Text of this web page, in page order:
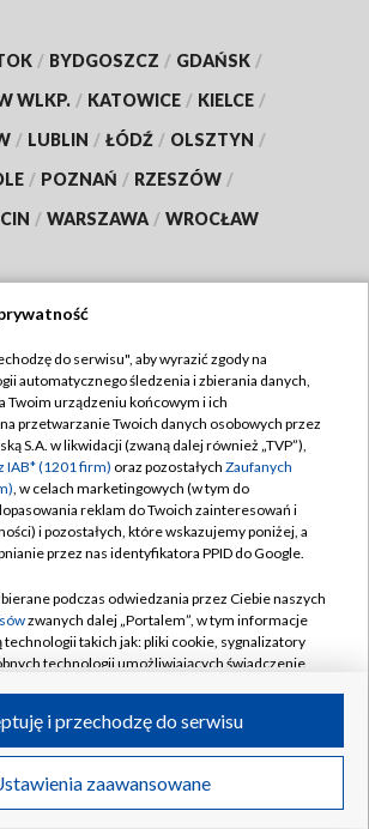
/ BYDGOSZCZ / GDAŃSK /
WLKP. / KATOWICE / KIELCE /
/ LUBLIN / ŁÓDŹ / OLSZTYN /
/ POZNAŃ / RZESZÓW /
/ WARSZAWA / WROCŁAW
TVP
TVP
Cyfrowa
Regulamin TVP
Polityka prywatności
Moje zgody
Pomoc
Kontakt
Kanały
Polska S.A. w likwidacji
do serwisu", aby wyrazić zgody na
automatycznego śledzenia i zbierania danych,
Twoim urządzeniu końcowym i ich
przetwarzanie Twoich danych osobowych przez
S.A. w likwidacji (zwaną dalej również „TVP”),
IAB* (1201 firm) oraz pozostałych Zaufanych
, w celach marketingowych (w tym do
reklam do Twoich zainteresowań i
i pozostałych, które wskazujemy poniżej, a
przez nas identyfikatora PPID do Google.
podczas odwiedzania przez Ciebie naszych
zwanych dalej „Portalem”, w tym informacje
technologii takich jak: pliki cookie, sygnalizatory
technologii umożliwiających świadczenie
podczas odwiedzania przez Ciebie
na Portalu, takie jak adresy IP, identyfikatory
zaawansowane
i przechodzę do serwisu